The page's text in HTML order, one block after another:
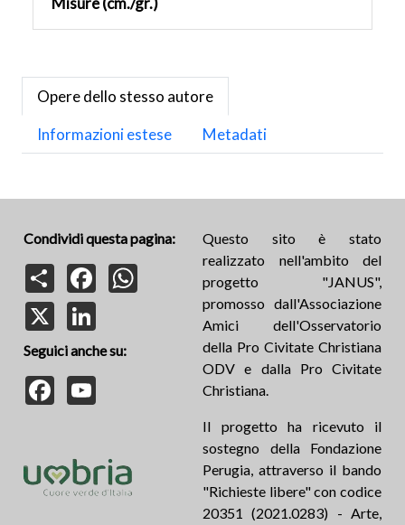
Opere dello stesso autore
Informazioni estese
Metadati
Condividi questa pagina:
Share
FacebookWhatsApp
Seguici anche su:
Facebook
Questo sito è stato
realizzato nell'ambito del
progetto "JANUS",
promosso dall'Associazione
Amici dell'Osservatorio
della Pro Civitate Christiana
ODV e dalla Pro Civitate
Christiana.
Il progetto ha ricevuto il
sostegno della Fondazione
Perugia, attraverso il bando
"Richieste libere" con codice
20351 (2021.0283) - Arte,